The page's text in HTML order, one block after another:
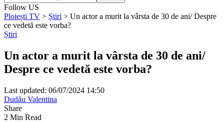
Follow US
Ploiești TV > Știri > Un actor a murit la vârsta de 30 de ani/ Despre
ce vedetă este vorba?
Știri
Un actor a murit la vârsta de 30 de ani/
Despre ce vedetă este vorba?
Last updated: 06/07/2024 14:50
Dudău Valentina
Share
2 Min Read